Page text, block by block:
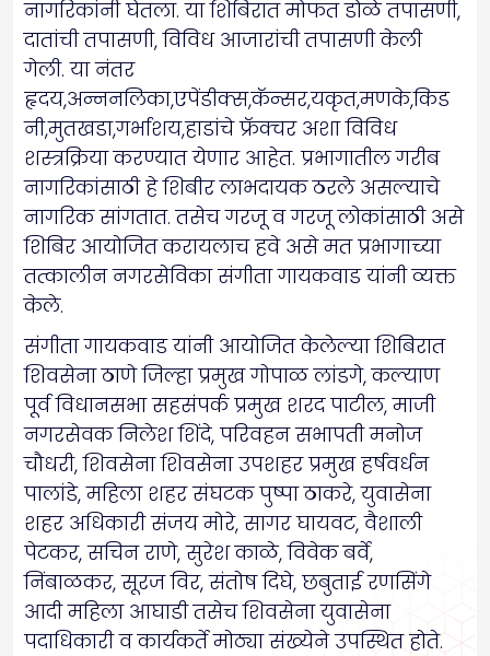
नागरिकांनी घेतला. या शिबिरात मोफत डोळे तपासणी,
दातांची तपासणी, विविध आजारांची तपासणी केली
गेली. या नंतर
हृदय,अन्ननलिका,एपेंडीक्स,कॅन्सर,यकृत,मणके,किड
नी,मुतखडा,गर्भाशय,हाडांचे फ्रॅक्चर अशा विविध
शस्त्रक्रिया करण्यात येणार आहेत. प्रभागातील गरीब
नागरिकांसाठी हे शिबीर लाभदायक ठरले असल्याचे
नागरिक सांगतात. तसेच गरजू व गरजू लोकांसाठी असे
शिबिर आयोजित करायलाच हवे असे मत प्रभागाच्या
तत्कालीन नगरसेविका संगीता गायकवाड यांनी व्यक्त
केले.
संगीता गायकवाड यांनी आयोजित केलेल्या शिबिरात
शिवसेना ठाणे जिल्हा प्रमुख गोपाळ लांडगे, कल्याण
पूर्व विधानसभा सहसंपर्क प्रमुख शरद पाटील, माजी
नगरसेवक निलेश शिंदे, परिवहन सभापती मनोज
चौधरी, शिवसेना शिवसेना उपशहर प्रमुख हर्षवर्धन
पालांडे, महिला शहर संघटक पुष्पा ठाकरे, युवासेना
शहर अधिकारी संजय मोरे, सागर घायवट, वैशाली
पेटकर, सचिन राणे, सुरेश काळे, विवेक बर्वे,
निंबाळकर, सूरज विर, संतोष दिघे, छबुताई रणसिंगे
आदी महिला आघाडी तसेच शिवसेना युवासेना
पदाधिकारी व कार्यकर्ते मोठ्या संख्येने उपस्थित होते.